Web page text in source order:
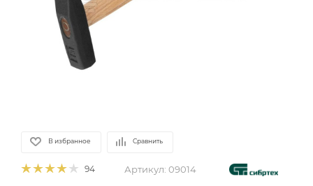
В избранное Сравнить
94 Артикул: 09014